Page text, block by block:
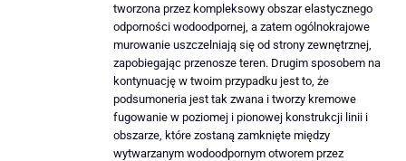
tworzona przez kompleksowy obszar elastycznego
odporności wodoodpornej, a zatem ogólnokrajowe
murowanie uszczelniają się od strony zewnętrznej,
zapobiegając przenosze teren. Drugim sposobem na
kontynuację w twoim przypadku jest to, że
podsumoneria jest tak zwana i tworzy kremowe
fugowanie w poziomej i pionowej konstrukcji linii i
obszarze, które zostaną zamknięte między
wytwarzanym wodoodpornym otworem przez